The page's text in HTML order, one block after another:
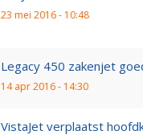
23 mei 2016 - 10:48
Legacy 450 zakenjet
14 apr 2016 - 14:30
VistaJet verplaatst